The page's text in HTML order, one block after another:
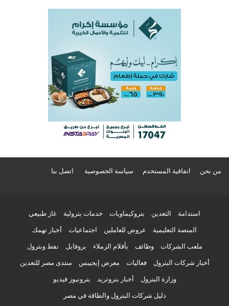
من نحن اتفاقية المستخدم سياسة الخصوصية اتصل بنا
استدامة التعدين بتروكيماويات خدمات بترولية غاز طبيعي
المنصة التعليمية عروض للعاملين اجتماعيات أخبار تهمك
ملعب الشركات وظائف بأقلام الزملاء بروفايل نفط وبترول
أخبار شركات البترول فعاليات معرض إيجيبس منتدى مصر للتعدين
وزارة البترول أخبار بتروتريد بترونيوز فيديو
دليل شركات البترول والطاقة في مصر